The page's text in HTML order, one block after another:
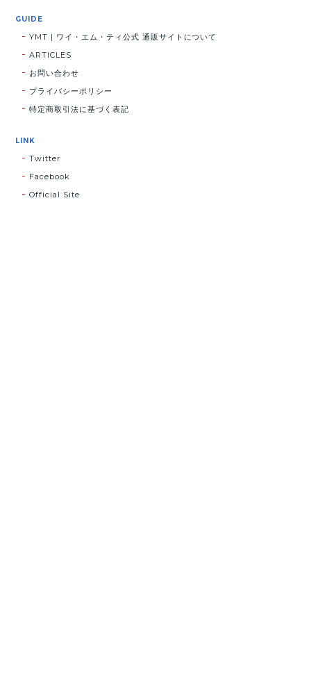
GUIDE
YMT | ワイ・エム・ティ公式 通販サイトについて
ARTICLES
お問い合わせ
プライバシーポリシー
特定商取引法に基づく表記
LINK
Twitter
Facebook
Official Site